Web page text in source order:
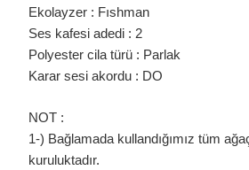
Ekolayzer : Fıshman
Ses kafesi adedi : 2
Polyester cila türü : Parlak
Karar sesi akordu : DO
NOT :
1-) Bağlamada kullandığımız tüm
kuruluktadır.